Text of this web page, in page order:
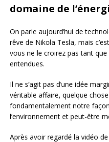
domaine de
On parle aujourd’hui de
rêve de Nikola Tesla, mais
vous ne le croirez pas tant
entendues.
Il ne s’agit pas d’une idée
véritable affaire, quelque
fondamentalement notre façon
l’environnement et peut-être
Après avoir regardé la vidéo